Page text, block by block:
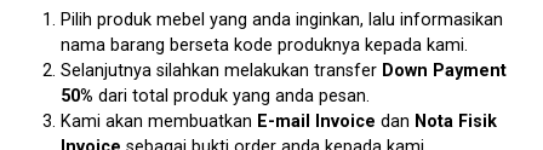
Pilih produk mebel yang anda inginkan, lalu informasikan
nama barang berseta kode produknya kepada kami.
Selanjutnya silahkan melakukan transfer Down Payment
50% dari total produk yang anda pesan.
Kami akan membuatkan E-mail Invoice dan Nota Fisik